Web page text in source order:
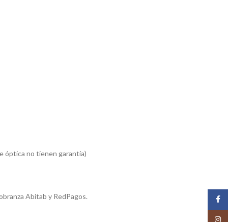
óptica no tienen garantía)
Abitab y RedPagos.